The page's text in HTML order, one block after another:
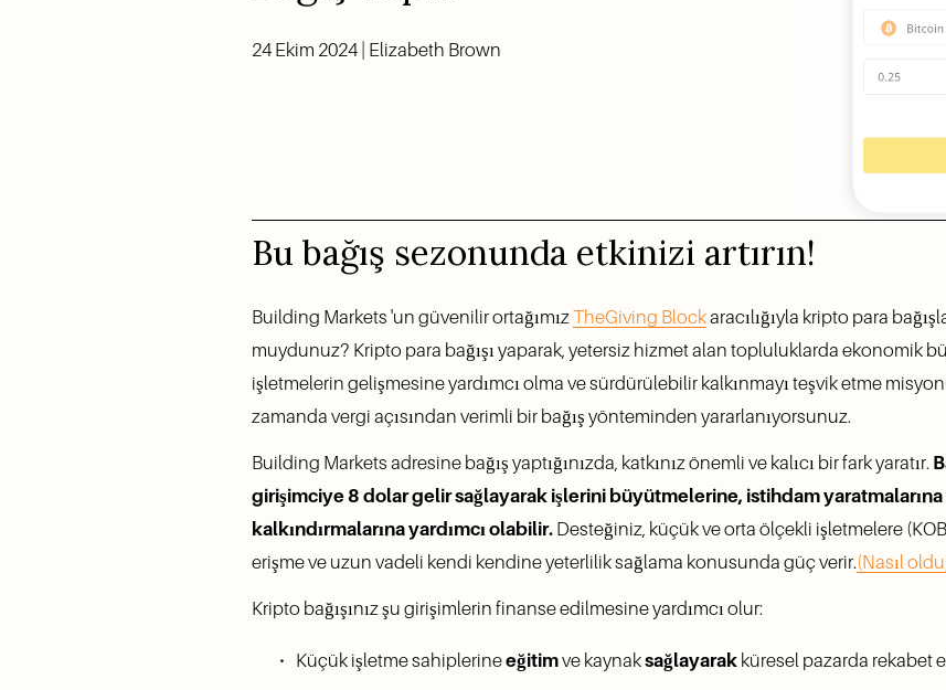
24 Ekim 2024 | Elizabeth Brown
Bu bağış sezonunda etkinizi artırın!
Building Markets 'un güvenilir ortağımız TheGiving Block aracılığıyla kripto para
muydunuz? Kripto para bağışı yaparak, yetersiz hizmet alan topluluklarda ekonomik
işletmelerin gelişmesine yardımcı olma ve sürdürülebilir kalkınmayı teşvik etme
zamanda vergi açısından verimli bir bağış yönteminden yararlanıyorsunuz.
Building Markets adresine bağış yaptığınızda, katkınız önemli ve kalıcı bir fark yaratır.
girişimciye 8 dolar gelir sağlayarak işlerini büyütmelerine, istihdam yaratmalarına
kalkındırmalarına yardımcı olabilir. Desteğiniz, küçük ve orta ölçekli işletmelere
erişme ve uzun vadeli kendi kendine yeterlilik sağlama konusunda güç verir.(Nasıl
Kripto bağışınız şu girişimlerin finanse edilmesine yardımcı olur:
Küçük işletme sahiplerine eğitim ve kaynak sağlayarak küresel pazarda rekabet